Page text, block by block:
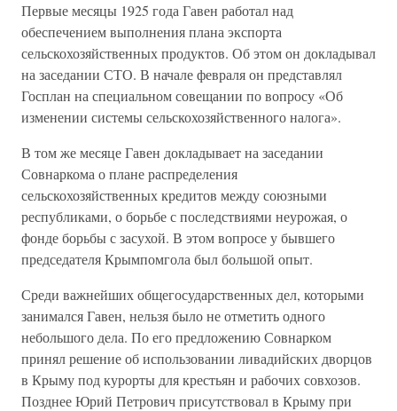
Первые месяцы 1925 года Гавен работал над
обеспечением выполнения плана экспорта
сельскохозяйственных продуктов. Об этом он докладывал
на заседании СТО. В начале февраля он представлял
Госплан на специальном совещании по вопросу «Об
изменении системы сельскохозяйственного налога».
В том же месяце Гавен докладывает на заседании
Совнаркома о плане распределения
сельскохозяйственных кредитов между союзными
республиками, о борьбе с последствиями неурожая, о
фонде борьбы с засухой. В этом вопросе у бывшего
председателя Крымпомгола был большой опыт.
Среди важнейших общегосударственных дел, которыми
занимался Гавен, нельзя было не отметить одного
небольшого дела. По его предложению Совнарком
принял решение об использовании ливадийских дворцов
в Крыму под курорты для крестьян и рабочих совхозов.
Позднее Юрий Петрович присутствовал в Крыму при